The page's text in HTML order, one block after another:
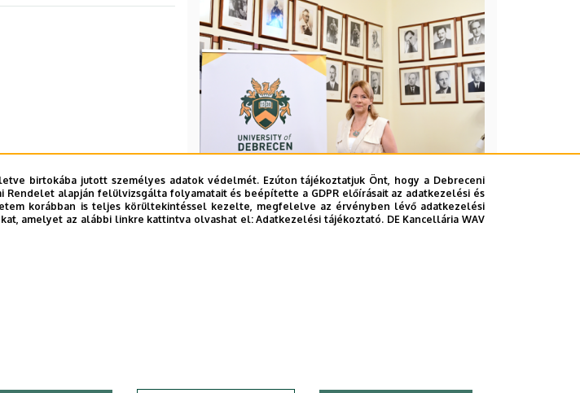
2026. augusztus 5.
Hagyományőrzés és
birtokába jutott személyes adatok védelmét. Ezúton tájékoztatjuk Önt, hogy a Debreceni
Rendelet alapján felülvizsgálta folyamatait és beépítette a GDPR előírásait az adatkezelési és
korábban is teljes körültekintéssel kezelte, megfelelve az érvényben lévő adatkezelési
amelyet az alábbi linkre kattintva olvashat el:Adatkezelési tájékoztató. DE Kancellária WAV